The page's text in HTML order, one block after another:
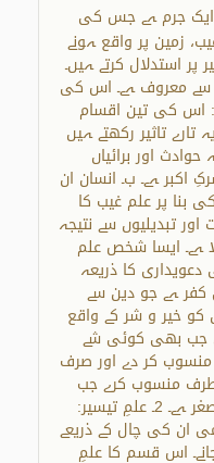
ایک جرم ہے جس کی
زمین پر واقع ہونے
پر استدلال کرتے ہیں۔
سے معروف ہے۔ اس کی
1۔ علم تاثیر: اس کی تین اقسام
تاثیر رکھتے ہیں
اور برائیاں
اکبر ہے۔ ب۔ انسان ان
بنا پر علم غیب کا
تبدیلیوں سے نتیجہ
ہے۔ ایسا شخص علم
کا ذریعہ
کفر ہے جو دین سے
کو خیر و شر کے واقع
جب بھی کوئی شے
کر دے اور صرف
منسوب کرے جب
وہ واقع ہو چکی ہو۔ یہ شرکِ اصغر ہے۔ 2۔ علمِ تیسیر:
ان کی چال کے ذریعے
اس قسم کا علمِ